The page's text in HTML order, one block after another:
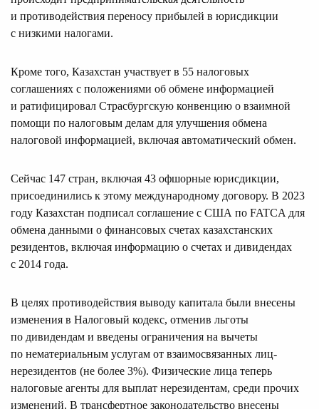
и противодействия переносу прибылей в юрисдикции
с низкими налогами.
Кроме того, Казахстан участвует в 55 налоговых
соглашениях с положениями об обмене информацией
и ратифицировал Страсбургскую конвенцию о взаимной
помощи по налоговым делам для улучшения обмена
налоговой информацией, включая автоматический обмен.
Сейчас 147 стран, включая 43 офшорные юрисдикции,
присоединились к этому международному договору. В 2023
году Казахстан подписал соглашение с США по FATCA для
обмена данными о финансовых счетах казахстанских
резидентов, включая информацию о счетах и дивидендах
с 2014 года.
В целях противодействия выводу капитала были внесены
изменения в Налоговый кодекс, отменив льготы
по дивидендам и введены ограничения на вычеты
по нематериальным услугам от взаимосвязанных лиц-
нерезидентов (не более 3%). Физические лица теперь
налоговые агенты для выплат нерезидентам, среди прочих
изменений. В трансфертное законодательство внесены